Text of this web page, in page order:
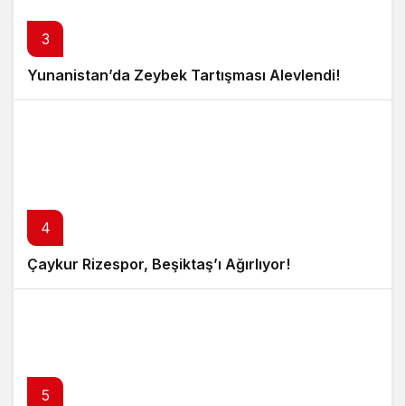
3
Yunanistan’da Zeybek Tartışması Alevlendi!
4
Çaykur Rizespor, Beşiktaş’ı Ağırlıyor!
5